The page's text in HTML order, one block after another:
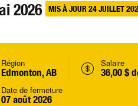
2026 MIS À JOUR 24 JUILLET
Région
Edmonton, AB
Salaire
36,00 $
Date de fermeture
07 août 2026